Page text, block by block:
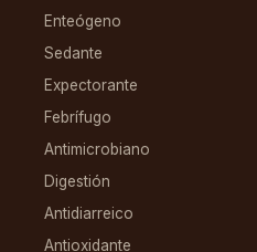
Enteógeno
Sedante
Expectorante
Febrífugo
Antimicrobiano
Digestión
Antidiarreico
Antioxidante